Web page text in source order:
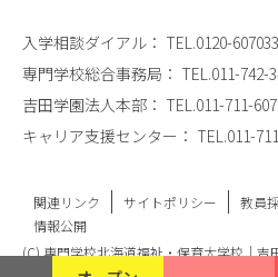
入学相談ダイアル： TEL.0120-607033
専門学校総合事務局： TEL.011-742-
吉田学園法人本部： TEL.011-711-
キャリア支援センター： TEL.011-
関連リンク サイトポリシー 教員
情報公開
(C) 専門学校北海道福祉・保育大学校｜吉